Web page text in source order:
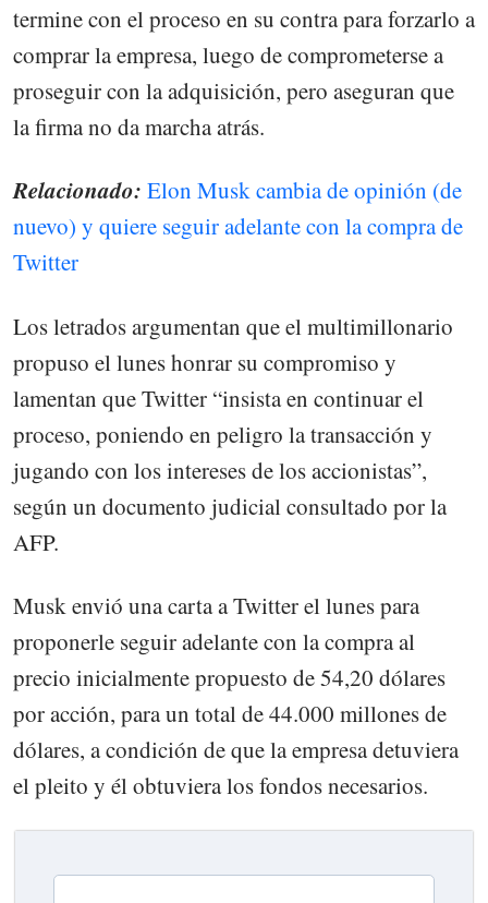
termine con el proceso en su contra para forzarlo a
comprar la empresa, luego de comprometerse a
proseguir con la adquisición, pero aseguran que
la firma no da marcha atrás.
Relacionado: Elon Musk cambia de opinión (de
nuevo) y quiere seguir adelante con la compra de
Twitter
Los letrados argumentan que el multimillonario
propuso el lunes honrar su compromiso y
lamentan que Twitter “insista en continuar el
proceso, poniendo en peligro la transacción y
jugando con los intereses de los accionistas”,
según un documento judicial consultado por la
AFP.
Musk envió una carta a Twitter el lunes para
proponerle seguir adelante con la compra al
precio inicialmente propuesto de 54,20 dólares
por acción, para un total de 44.000 millones de
dólares, a condición de que la empresa detuviera
el pleito y él obtuviera los fondos necesarios.